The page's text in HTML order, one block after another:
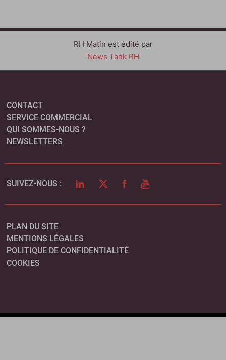
RH Matin est édité par
News Tank RH
CONTACT
SERVICE COMMERCIAL
QUI SOMMES-NOUS ?
NEWSLETTERS
SUIVEZ-NOUS : LINKEDINTWITTERFACEBOOK
YOUTUBE
PLAN DU SITE
MENTIONS LÉGALES
POLITIQUE DE CONFIDENTIALITÉ
COOKIES